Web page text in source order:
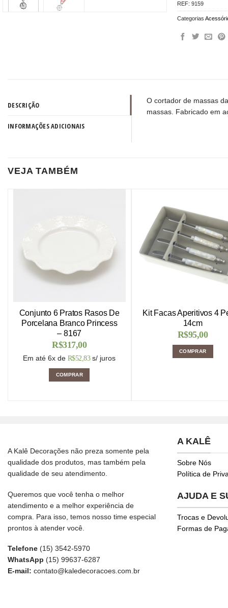
REF:9159
Categorias
DESCRIÇÃO
INFORMAÇÕES ADICIONAIS
O cortador de massas
massas. Fabricado em
VEJA TAMBÉM
Conjunto 6 Pratos Rasos De
Porcelana Branco Princess
– 8167
R$317,00
Em até 6x de R$52,83 s/ juros
COMPRAR
Kit Facas Aperitivos 4
14cm
R$95,00
COMPRAR
A Kalê Decorações não preza somente pela
qualidade dos produtos, mas também pela
qualidade de seu atendimento.
Queremos que você tenha o melhor
atendimento e a melhor experiência de
compra. Para isso, temos nosso time especial
prontos à atender você.
Telefone (15) 3542-5970
WhatsApp (15) 99637-6287
E-mail: contato@kaledecoracoes.com.br
A KALÊ
Sobre Nós
Política de
AJUDA E
Trocas e
Formas de